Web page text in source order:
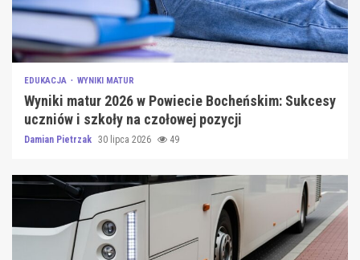
EDUKACJA WYNIKI MATUR
Wyniki matur 2026 w Powiecie Bocheńskim: Sukcesy
uczniów i szkoły na czołowej pozycji
Damian Pietrzak 30 lipca 2026 49